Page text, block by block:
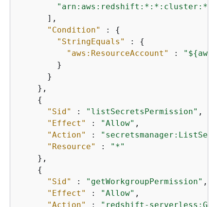
"arn:aws:redshift:*:*:cluster:*"
      ],
"Condition"
: {
"StringEquals"
: {
"aws:ResourceAccount"
: "${
        }
      }
    },
{
"Sid"
: "listSecretsPermission" ,
"Effect"
: "Allow" ,
"Action"
:
"Resource"
:
"*"
    },
{
"Sid"
: "getWorkgroupPermission" ,
"Effect"
: "Allow" ,
"Action"
: "redshift-